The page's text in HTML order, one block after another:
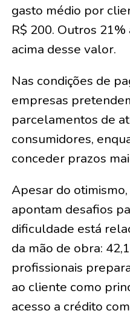
gasto médio por
R$ 200. Outros
acima desse valor.
Nas condições de
empresas
parcelamentos de
consumidores,
conceder prazos
Apesar do
apontam desafios
dificuldade está
da mão de obra:
profissionais
ao cliente como
acesso a crédito